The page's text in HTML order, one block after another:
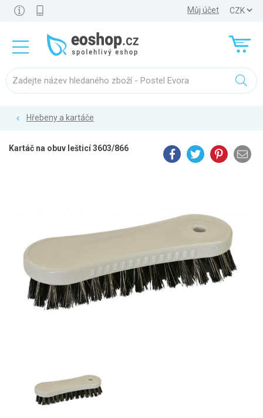
Můj účet
Hřebeny a kartáče
Kartáč na obuv lešticí 3603/866